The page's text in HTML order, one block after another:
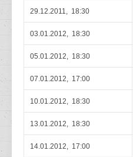
29.12.2011, 18:30
03.01.2012, 18:30
05.01.2012, 18:30
07.01.2012, 17:00
10.01.2012, 18:30
13.01.2012, 18:30
14.01.2012, 17:00